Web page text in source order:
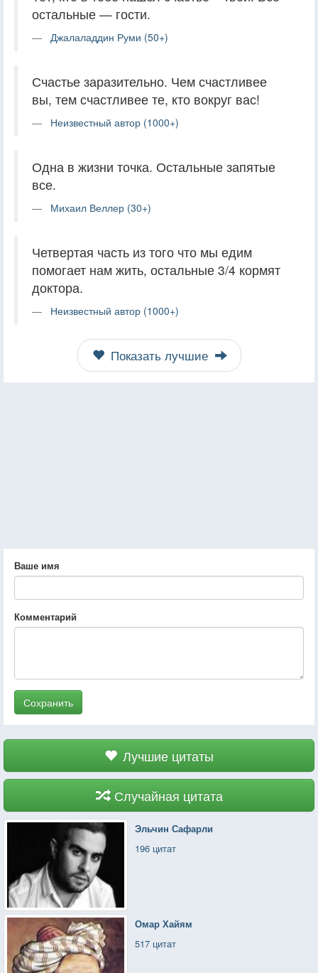
остальные — гости.
Джалаладдин Руми (50+)
Счастье заразительно. Чем счастливее
вы, тем счастливее те, кто вокруг вас!
Неизвестный автор (1000+)
Одна в жизни точка. Остальные запятые
все.
Михаил Веллер (30+)
Четвертая часть из того что мы едим
помогает нам жить, остальные 3/4 кормят
доктора.
Неизвестный автор (1000+)
Показать лучшие
Ваше имя
Комментарий
Сохранить
Лучшие цитаты
Случайная цитата
Эльчин Сафарли
196 цитат
Омар Хайям
517 цитат